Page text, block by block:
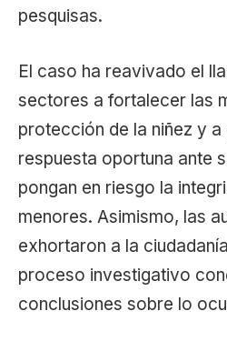
pesquisas.
El caso ha reavivado el
sectores a fortalecer las
protección de la niñez y a
respuesta oportuna ante
pongan en riesgo la
menores. Asimismo, las
exhortaron a la
proceso investigativo
conclusiones sobre lo